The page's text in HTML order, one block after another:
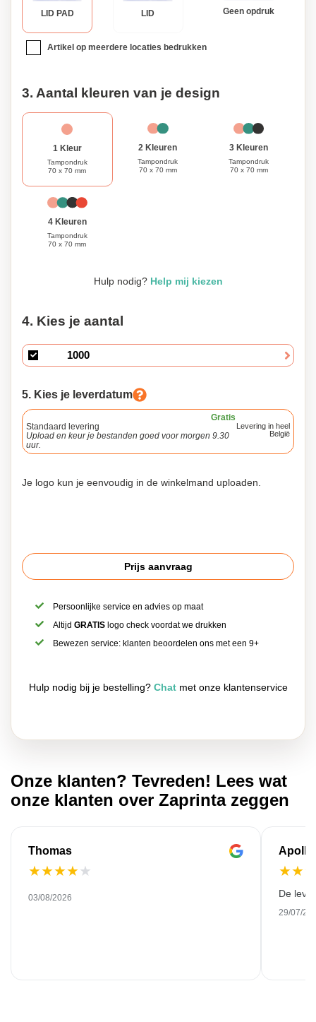
LID PAD LID Geen opdruk
Artikel op meerdere locaties bedrukken
3. Aantal kleuren van je design
1 Kleur
Tampondruk
70 x 70 mm
2 Kleuren
Tampondruk
70 x 70 mm
3 Kleuren
Tampondruk
70 x 70 mm
4 Kleuren
Tampondruk
70 x 70 mm
Hulp nodig? Help mij kiezen
4. Kies je aantal
5. Kies je leverdatum
Gratis
Standaard levering
Upload en keur je bestanden goed voor morgen 9.30
uur.
Levering in heel
België
Je logo kun je eenvoudig in de winkelmand uploaden.
Prijs aanvraag
Persoonlijke service en advies op maat
AltijdGRATIS logo check voordat we drukken
Bewezen service: klanten beoordelen ons met een 9+
Hulp nodig bij je bestelling? Chatmet onze klantenservice
Onze klanten? Tevreden! Lees wat
onze klanten over Zaprinta zeggen
Thomas
★★★★★
03/08/2026
★★
De
29/07/